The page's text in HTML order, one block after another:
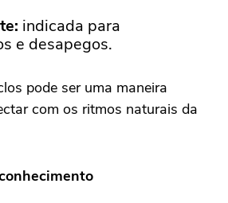
indicada para
e desapegos.
pode ser uma maneira
com os ritmos naturais da